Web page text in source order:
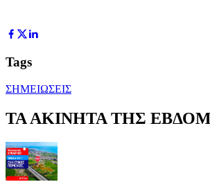
Tags
ΣΗΜΕΙΩΣΕΙΣ
ΤΑ ΑΚΙΝΗΤΑ ΤΗΣ